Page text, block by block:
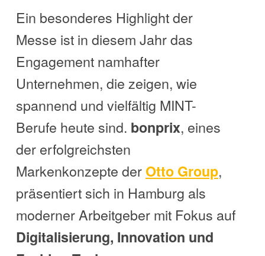
Ein besonderes Highlight der
Messe ist in diesem Jahr das
Engagement namhafter
Unternehmen, die zeigen, wie
spannend und vielfältig MINT-
Berufe heute sind. bonprix, eines
der erfolgreichsten
Markenkonzepte der Otto Group,
präsentiert sich in Hamburg als
moderner Arbeitgeber mit Fokus auf
Digitalisierung, Innovation und